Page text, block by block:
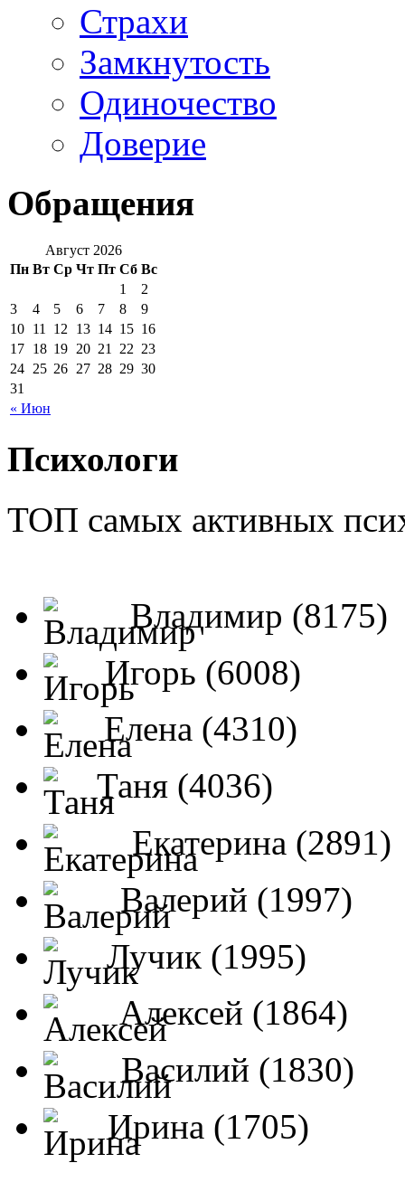
Страхи
Замкнутость
Одиночество
Доверие
Обращения
Август 2026
Пн Вт Ср Чт Пт Сб Вс
« Июн
1
2
3
4 5 6 7 8
9
10 11 12 13 14 15 16
17 18 19 20 21 22 23
24 25 26 27 28 29 30
31
Психологи
ТОП самых активных
Владимир (8175)
Игорь (6008)
Елена (4310)
Таня (4036)
Екатерина (2891)
Валерий (1997)
Лучик (1995)
Алексей (1864)
Василий (1830)
Ирина (1705)